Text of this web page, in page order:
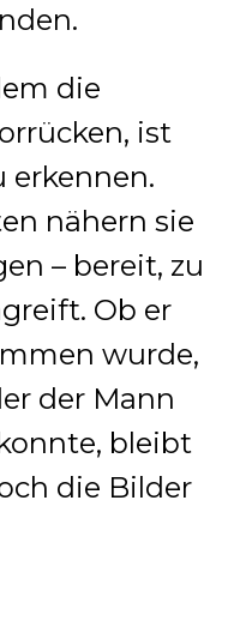
die
ist
erkennen.
nähern sie
– bereit, zu
Ob er
wurde,
der Mann
bleibt
die Bilder